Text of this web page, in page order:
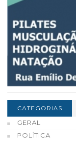
CATEGORIAS
GERAL
POLÍTICA